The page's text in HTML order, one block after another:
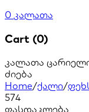
0 კალათა
Cart (0)
კალათა
ძიება
Home/ქალი/
574
ფასდაკლება